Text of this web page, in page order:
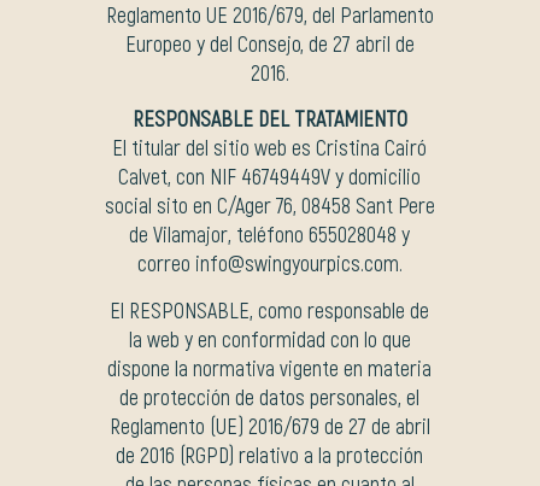
Reglamento UE 2016/679, del Parlamento
Europeo y del Consejo, de 27 abril de
2016.
RESPONSABLE DEL TRATAMIENTO
El titular del sitio web es Cristina Cairó
Calvet, con NIF 46749449V y domicilio
social sito en C/Ager 76, 08458 Sant Pere
de Vilamajor, teléfono 655028048 y
correo info@swingyourpics.com.
El RESPONSABLE, como responsable de
la web y en conformidad con lo que
dispone la normativa vigente en materia
de protección de datos personales, el
Reglamento (UE) 2016/679 de 27 de abril
de 2016 (RGPD) relativo a la protección